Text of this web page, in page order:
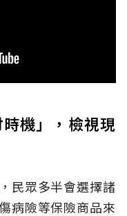
機」，檢視現
民眾多半會選擇諸
病險等保險商品來